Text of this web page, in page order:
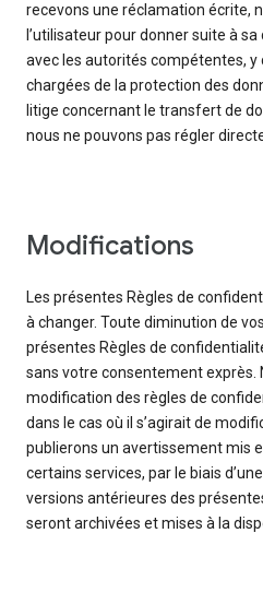
recevons une réclamation écrite,
l’utilisateur pour donner suite à
avec les autorités compétentes,
chargées de la protection des
litige concernant le transfert de
nous ne pouvons pas régler
Modifications
Les présentes Règles de
à changer. Toute diminution de
présentes Règles de
sans votre consentement exprès.
modification des règles de
dans le cas où il s’agirait de
publierons un avertissement mis
certains services, par le biais
versions antérieures des
seront archivées et mises à la